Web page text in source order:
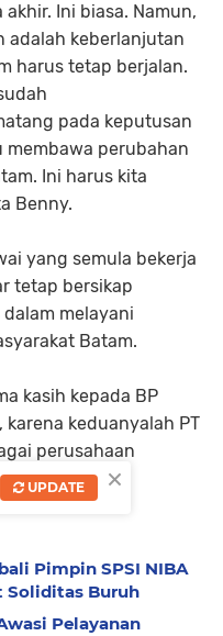
Ini biasa. Namun,
adalah keberlanjutan
harus tetap berjalan.
pada keputusan
membawa perubahan
Ini harus kita
Benny.
yang semula bekerja
tetap bersikap
melayani
Batam.
kasih kepada BP
karena keduanyalah PT
perusahaan
ujar Benny.
Pimpin SPSI NIBA
Soliditas Buruh
Pelayanan
×
UPDATE